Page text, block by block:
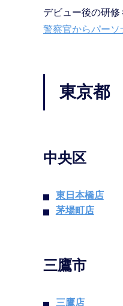
デビュー後の研修
警察官からパーソ
東京都
中央区
東日本橋店
茅場町店
三鷹市
三鷹店